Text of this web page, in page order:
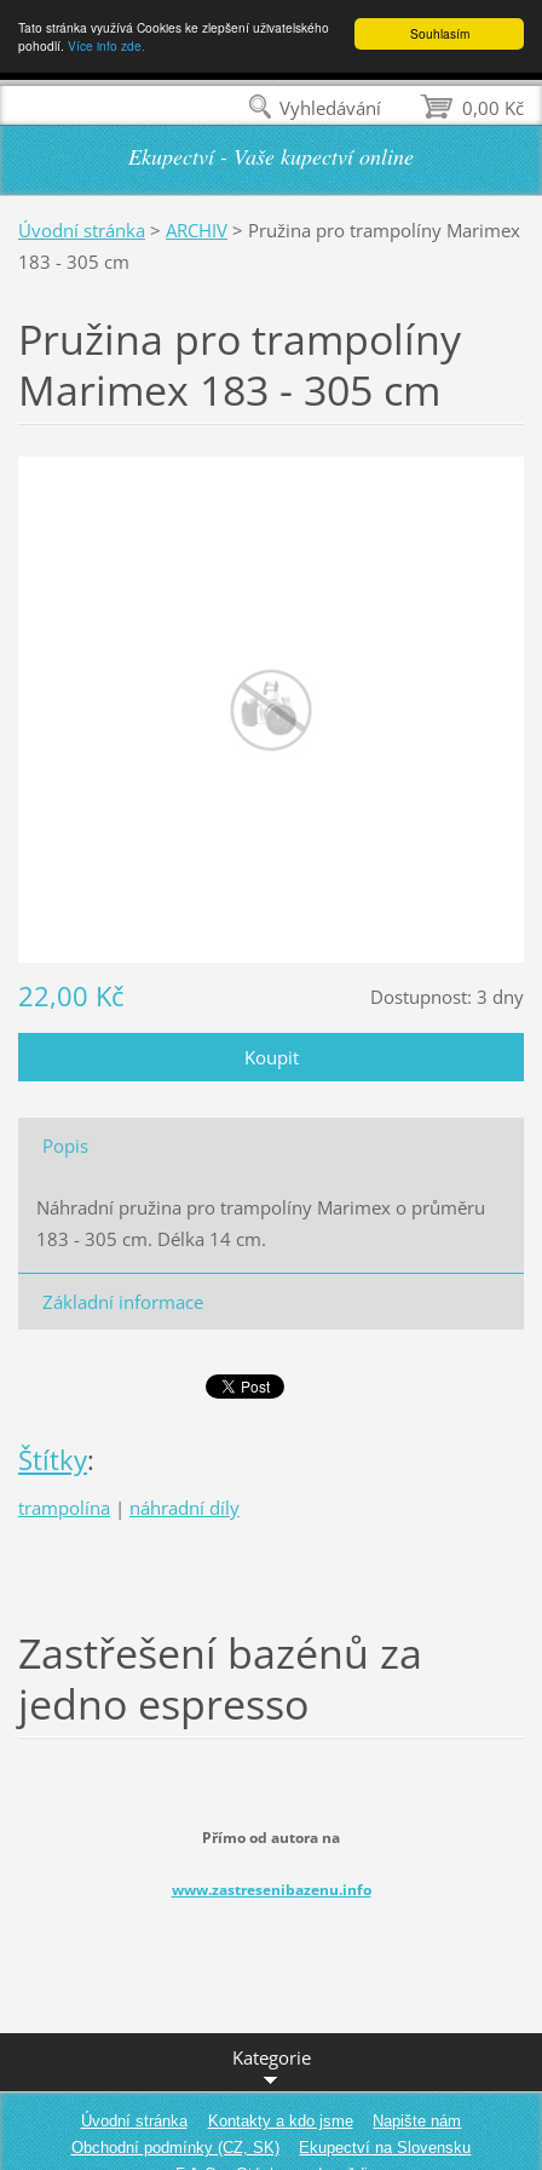
Souhlasím
Tato stránka využívá Cookies ke zlepšení uživatelského
pohodlí. Více info zde.
Ekupectví - Vaše kupectví online
Úvodní stránka > ARCHIV > Pružina pro trampolíny Marimex
183 - 305 cm
Pružina pro trampolíny
Marimex 183 - 305 cm
Dostupnost: 3 dny
22,00 Kč
Popis
Náhradní pružina pro trampolíny Marimex o průměru
183 - 305 cm. Délka 14 cm.
Základní informace
Štítky:
trampolína | náhradní díly
Zastřešení bazénů za
jedno espresso
Přímo od autora na
www.zastresenibazenu.info
Kategorie
Úvodní stránka Kontakty a kdo jsme
Napište nám
Obchodní podmínky (CZ, SK)
Ekupectví na Slovensku
0,00 Kč
Vyhledávání